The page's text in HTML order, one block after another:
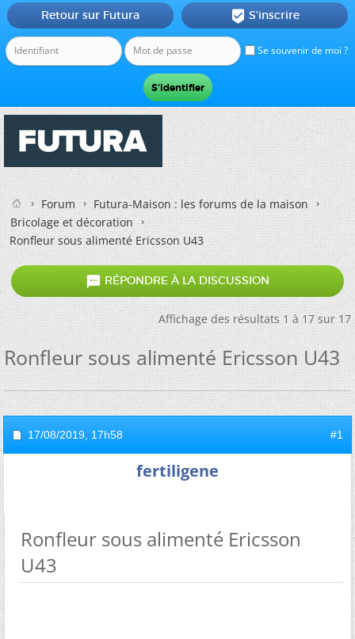
Se souvenir de moi ?
Retour sur Futura  S'inscrire
Forum
Futura-Maison : les forums de la maison
Bricolage et décoration
Ronfleur sous alimenté Ericsson U43
 RÉPONDRE À LA DISCUSSION
Affichage des résultats 1 à 17 sur 17
Ronfleur sous alimenté Ericsson U43
17/08/2019, 17h58 #1
fertiligene
Ronfleur sous alimenté Ericsson
U43